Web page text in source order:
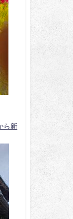
ら新